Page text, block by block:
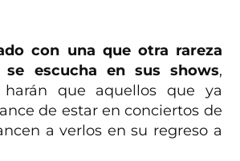
con una que otra rareza
escucha en sus shows,
harán que aquellos que ya
de estar en conciertos de
a verlos en su regreso a